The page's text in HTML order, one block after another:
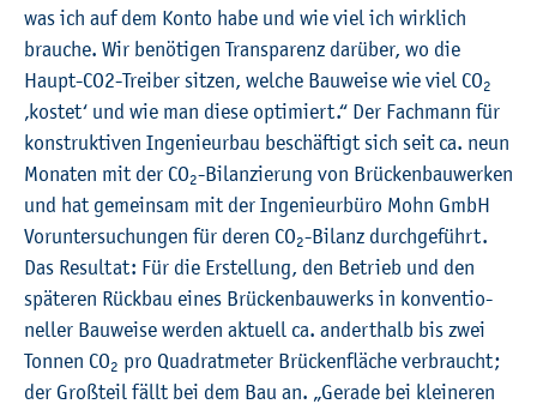
was ich auf dem Konto habe und wie viel ich wirk­lich
brau­che. Wir be­nö­ti­gen Trans­pa­renz dar­über, wo die
Haupt-CO2-Trei­ber sit­zen, wel­che Bau­wei­se wie viel CO2
‚kos­tet‘ und wie man diese op­ti­miert.“ Der Fach­mann für
kon­struk­ti­ven In­ge­nieur­bau be­schäf­tigt sich seit ca. neun
Mo­na­ten mit der CO2-Bi­lan­zie­rung von Brü­cken­bau­wer­ken
und hat ge­mein­sam mit der In­ge­nieur­bü­ro Mohn GmbH
Vor­un­ter­su­chun­gen für deren CO2-Bi­lanz durch­ge­führt.
Das Re­sul­tat: Für die Er­stel­lung, den Be­trieb und den
spä­te­ren Rück­bau eines Brü­cken­bau­werks in kon­ven­tio­
nel­ler Bau­wei­se wer­den ak­tu­ell ca. an­dert­halb bis zwei
Ton­nen CO2 pro Qua­drat­me­ter Brü­cken­flä­che ver­braucht;
der Gro­ß­teil fällt bei dem Bau an. „Ge­ra­de bei klei­ne­ren